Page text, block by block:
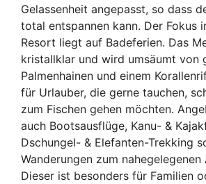
Gelassenheit angepasst, so dass
total entspannen kann. Der Fokus
Resort liegt auf Badeferien. Das
kristallklar und wird umsäumt von
Palmenhainen und einem
für Urlauber, die gerne tauchen,
zum Fischen gehen möchten.
auch Bootsausflüge, Kanu- &
Dschungel- & Elefanten-Trekking
Wanderungen zum nahegelegenen
Dieser ist besonders für Familien